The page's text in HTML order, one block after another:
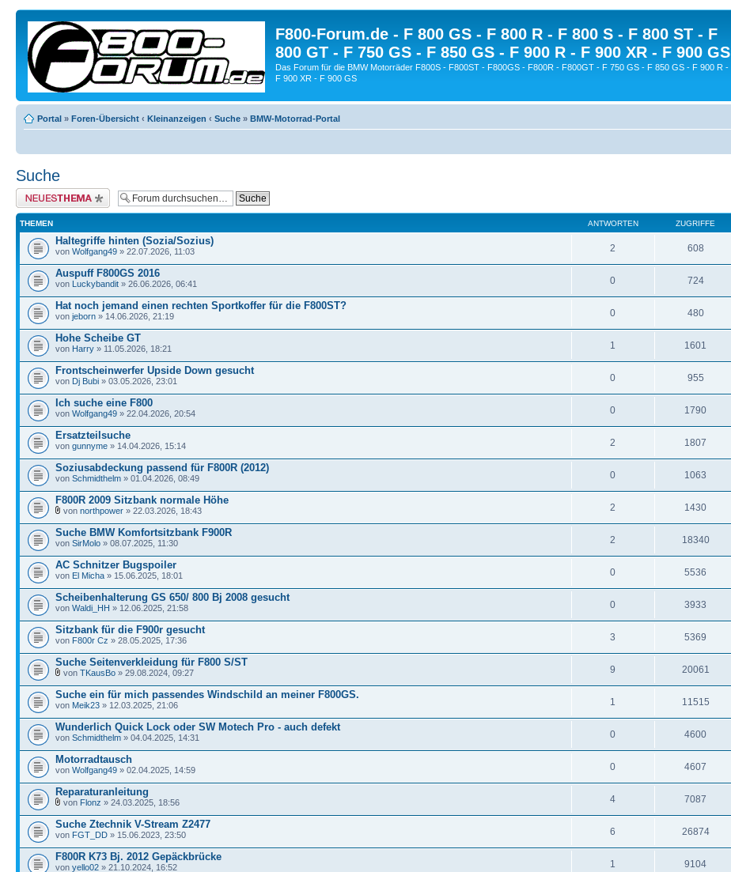
F800-Forum.de - F 800 GS - F 800 R - F 800 S - F 800 ST - F
800 GT - F 750 GS - F 850 GS - F 900 R - F 900 XR - F 900 GS
Das Forum für die BMW Motorräder F800S - F800ST - F800GS - F800R - F800GT - F 750 GS - F 850 GS - F 900 R -
F 900 XR - F 900 GS
Portal » Foren-Übersicht ‹ Kleinanzeigen ‹ Suche » BMW-Motorrad-Portal
Suche
Neues Thema erstellen
THEMEN ANTWORTEN ZUGRIFFE
Haltegriffe hinten (Sozia/Sozius)
von Wolfgang49 » 22.07.2026, 11:03 2 608
Auspuff F800GS 2016
von Luckybandit » 26.06.2026, 06:41 0 724
Hat noch jemand einen rechten Sportkoffer für die F800ST?
von jeborn » 14.06.2026, 21:19 0 480
Hohe Scheibe GT
von Harry » 11.05.2026, 18:21 1 1601
Frontscheinwerfer Upside Down gesucht
von Dj Bubi » 03.05.2026, 23:01 0 955
Ich suche eine F800
von Wolfgang49 » 22.04.2026, 20:54 0 1790
Ersatzteilsuche
von gunnyme » 14.04.2026, 15:14 2 1807
Soziusabdeckung passend für F800R (2012)
von Schmidthelm » 01.04.2026, 08:49 0 1063
F800R 2009 Sitzbank normale Höhe
von northpower » 22.03.2026, 18:43 2 1430
Suche BMW Komfortsitzbank F900R
von SirMolo » 08.07.2025, 11:30 2 18340
AC Schnitzer Bugspoiler
von El Micha » 15.06.2025, 18:01 0 5536
Scheibenhalterung GS 650/ 800 Bj 2008 gesucht
von Waldi_HH » 12.06.2025, 21:58 0 3933
Sitzbank für die F900r gesucht
von F800r Cz » 28.05.2025, 17:36 3 5369
Suche Seitenverkleidung für F800 S/ST
von TKausBo » 29.08.2024, 09:27 9 20061
Suche ein für mich passendes Windschild an meiner F800GS.
von Meik23 » 12.03.2025, 21:06 1 11515
Wunderlich Quick Lock oder SW Motech Pro - auch defekt
von Schmidthelm » 04.04.2025, 14:31 0 4600
Motorradtausch
von Wolfgang49 » 02.04.2025, 14:59 0 4607
Reparaturanleitung
von Flonz » 24.03.2025, 18:56 4 7087
Suche Ztechnik V-Stream Z2477
von FGT_DD » 15.06.2023, 23:50 6 26874
F800R K73 Bj. 2012 Gepäckbrücke
von yello02 » 21.10.2024, 16:52 1 9104